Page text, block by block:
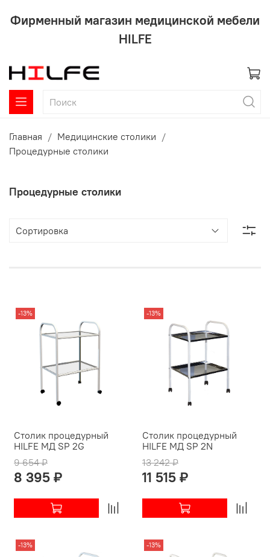
Фирменный магазин медицинской мебели
HILFE
Главная
Медицинские столики
Процедурные столики
Процедурные столики
-13%
Столик процедурный
HILFE МД SP 2G
9 654 ₽
8 395 ₽
-13%
Столик процедурный
HILFE МД SP 2N
13 242 ₽
11 515 ₽
-13% -13%